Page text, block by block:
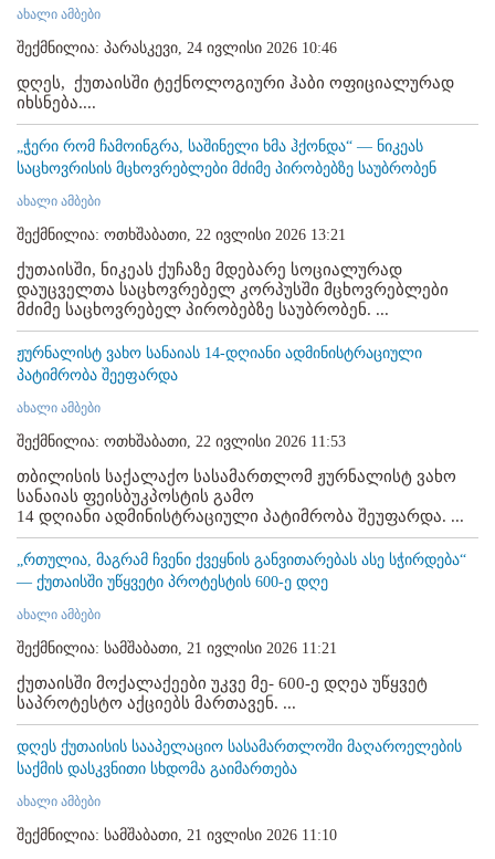
ახალი ამბები
შექმნილია: პარასკევი, 24 ივლისი 2026 10:46
დღეს, ქუთაისში ტექნოლოგიური ჰაბი ოფიციალურად
იხსნება....
„ჭერი რომ ჩამოინგრა, საშინელი ხმა ჰქონდა“ — ნიკეას
საცხოვრისის მცხოვრებლები მძიმე პირობებზე საუბრობენ
ახალი ამბები
შექმნილია: ოთხშაბათი, 22 ივლისი 2026 13:21
ქუთაისში, ნიკეას ქუჩაზე მდებარე სოციალურად
დაუცველთა საცხოვრებელ კორპუსში მცხოვრებლები
მძიმე საცხოვრებელ პირობებზე საუბრობენ. ...
ჟურნალისტ ვახო სანაიას 14-დღიანი ადმინისტრაციული
პატიმრობა შეეფარდა
ახალი ამბები
შექმნილია: ოთხშაბათი, 22 ივლისი 2026 11:53
თბილისის საქალაქო სასამართლომ ჟურნალისტ ვახო
სანაიას ფეისბუკპოსტის გამო
14 დღიანი ადმინისტრაციული პატიმრობა შეუფარდა. ...
„რთულია, მაგრამ ჩვენი ქვეყნის განვითარებას ასე სჭირდება“
— ქუთაისში უწყვეტი პროტესტის 600-ე დღე
ახალი ამბები
შექმნილია: სამშაბათი, 21 ივლისი 2026 11:21
ქუთაისში მოქალაქეები უკვე მე- 600-ე დღეა უწყვეტ
საპროტესტო აქციებს მართავენ. ...
დღეს ქუთაისის სააპელაციო სასამართლოში მაღაროელების
საქმის დასკვნითი სხდომა გაიმართება
ახალი ამბები
შექმნილია: სამშაბათი, 21 ივლისი 2026 11:10